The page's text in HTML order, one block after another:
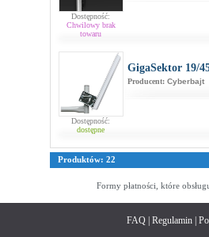
Dostępność:
Chwilowy brak
towaru
Dostępność:
dostępne
GigaSektor 19/
Producent: Cyberbajt
Produktów: 22
Formy płatności, które
FAQ| Regulamin|